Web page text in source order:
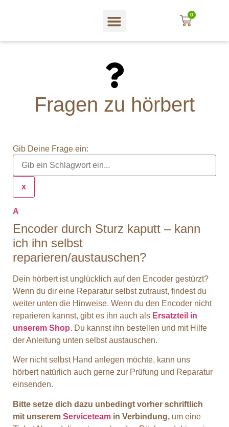
0
Fragen zu hörbert
Gib Deine Frage ein:
x
A
Encoder durch Sturz kaputt – kann
ich ihn selbst
reparieren/austauschen?
Dein hörbert ist unglücklich auf den Encoder gestürzt?
Wenn du dir eine Reparatur selbst zutraust, findest du
weiter unten die Hinweise. Wenn du den Encoder nicht
reparieren kannst, gibt es ihn auch als Ersatzteil in
unserem Shop. Du kannst ihn bestellen und mit Hilfe
der Anleitung unten selbst austauschen.
Wer nicht selbst Hand anlegen möchte, kann uns
hörbert natürlich auch gerne zur Prüfung und Reparatur
einsenden.
Bitte setze dich dazu unbedingt vorher schriftlich
mit unserem Serviceteam in Verbindung, um eine